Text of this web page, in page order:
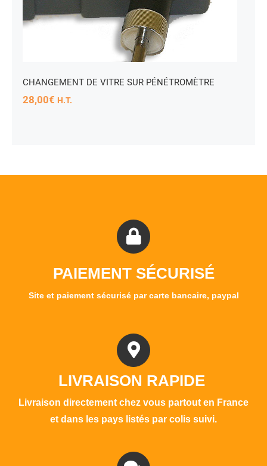
CHANGEMENT DE VITRE SUR PÉNÉTROMÈTRE
28,00€ H.T.
PAIEMENT SÉCURISÉ
Site et paiement sécurisé par carte bancaire, paypal
LIVRAISON RAPIDE
Livraison directement chez vous partout en France
et dans les pays listés par colis suivi.